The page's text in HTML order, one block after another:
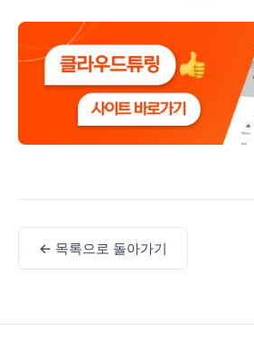
← 목록으로 돌아가기